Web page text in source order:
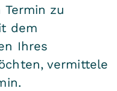
zu
dem
Ihres
vermittele